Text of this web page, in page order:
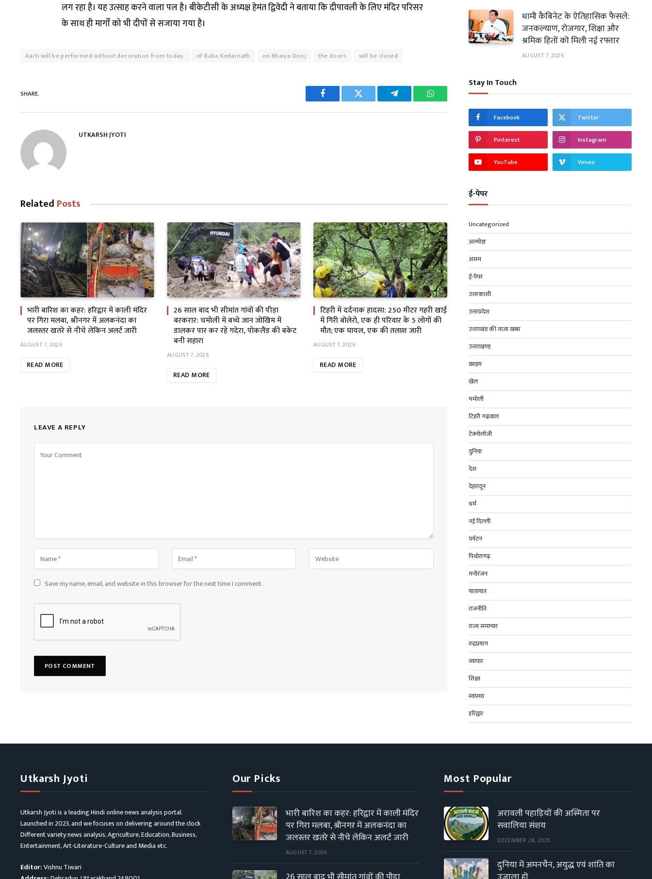
लग रहा है। यह उत्साह करने वाला पल है। बीकेटीसी के अध्यक्ष हेमंत द्विवेदी ने बताया कि दीपावली के लिए मंदिर परिसर
के साथ ही मार्गों को भी दीपों से सजाया गया है।
Aarti will be performed without decoration from today. of Baba Kedarnath on Bhaiya Dooj the doors will be closed
SHARE.
Facebook Twitter Telegram WhatsApp
UTKARSH JYOTI
Related Posts
भारी बारिश का कहर: हरिद्वार में काली मंदिर
पर गिरा मलबा, श्रीनगर में अलकनंदा का
जलस्तर खतरे से नीचे लेकिन अलर्ट जारी
AUGUST 7, 2026
READ MORE
26 साल बाद भी सीमांत गांवों की पीड़ा
बरकरार: चमोली में बच्चे जान जोखिम में
डालकर पार कर रहे गदेरा, पोकलैंड की बकेट
बनी सहारा
AUGUST 7, 2026
READ MORE
टिहरी में दर्दनाक हादसा: 250 मीटर गहरी खाई
में गिरी बोलेरो, एक ही परिवार के 5 लोगों की
मौत; एक घायल, एक की तलाश जारी
AUGUST 7, 2026
READ MORE
LEAVE A REPLY
Save my name, email, and website in this browser for the next time I comment.
धामी कैबिनेट के ऐतिहासिक फैसले:
जनकल्याण, रोजगार, शिक्षा और
श्रमिक हितों को मिली नई रफ्तार
AUGUST 7, 2026
Stay In Touch
Facebook Twitter
Pinterest Instagram
YouTube Vimeo
ई-पेपर
Uncategorized
अल्मोड़ा
असम
ई-पेपर
उत्तरकाशी
उत्तरप्रदेश
उत्तराखंड की ताज़ा खबर
उत्तराखण्ड
क्राइम
खेल
चमोली
टिहरी गढ़वाल
टेक्नोलॉजी
दुनिया
देश
देहरादून
धर्म
नई दिल्ली
पर्यटन
पिथोरागढ़
मनोरंजन
यातायात
राजनीति
राज्य समाचार
रुद्रप्रयाग
व्यापार
शिक्षा
स्वास्थ्य
हरिद्वार
Utkarsh Jyoti
Utkarsh Jyoti is a leading Hindi online news analysis portal.
Launched in 2023, and we focuses on delivering around the clock
Different variety news analysis, Agriculture, Education, Business,
Entertainment, Art-Literature-Culture and Media etc.
Editor:Vishnu Tiwari
Our Picks
भारी बारिश का कहर: हरिद्वार में काली मंदिर
पर गिरा मलबा, श्रीनगर में अलकनंदा का
जलस्तर खतरे से नीचे लेकिन अलर्ट जारी
AUGUST 7, 2026
Most Popular
अरावली पहाड़ियों की अस्मिता पर
सवालिया संशय
DECEMBER 28, 2025
दुनिया में अमनचैन, अयुद्ध एवं शांति का